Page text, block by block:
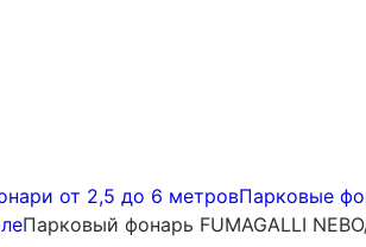
от 2,5 до 6 метровПарковые
Парковый фонарь FUMAGALLI